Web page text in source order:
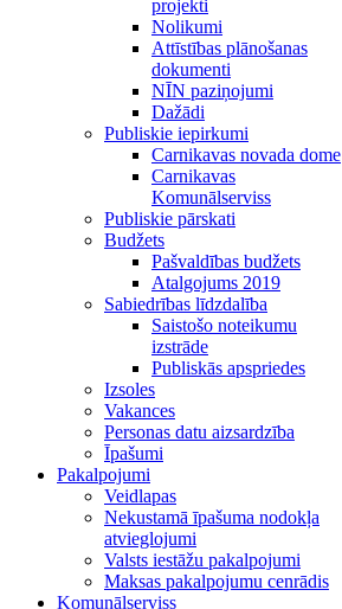
projekti
Nolikumi
Attīstības plānošanas
dokumenti
NĪN paziņojumi
Dažādi
Publiskie iepirkumi
Carnikavas novada dome
Carnikavas
Komunālserviss
Publiskie pārskati
Budžets
Pašvaldības budžets
Atalgojums 2019
Sabiedrības līdzdalība
Saistošo noteikumu
izstrāde
Publiskās apspriedes
Izsoles
Vakances
Personas datu aizsardzība
Īpašumi
Pakalpojumi
Veidlapas
Nekustamā īpašuma nodokļa
atvieglojumi
Valsts iestāžu pakalpojumi
Maksas pakalpojumu cenrādis
Komunālserviss